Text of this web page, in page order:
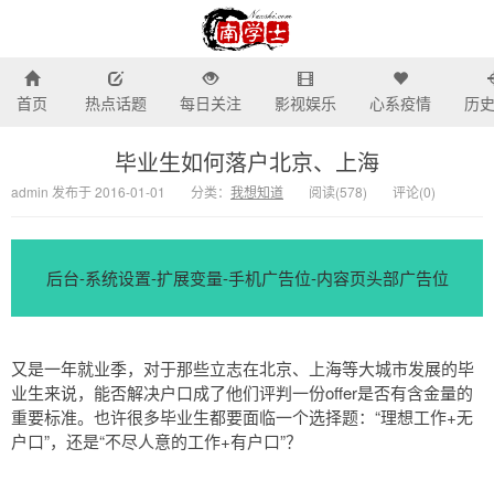
南学士-我所关注的话题热
首页 热点话题 每日关注 影视娱乐 心系疫情 历
毕业生如何落户北京、上海
admin 发布于 2016-01-01 分类： 我想知道 阅读(578) 评论(0)
后台-系统设置-扩展变量-手机广告位-内容页头部广告位
又是一年就业季，对于那些立志在北京、上海等大城市发展的毕
业生来说，能否解决户口成了他们评判一份offer是否有含金量的
重要标准。也许很多毕业生都要面临一个选择题：“理想工作+无
户口”，还是“不尽人意的工作+有户口”？